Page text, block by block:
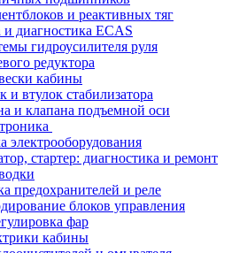
и реактивных тяг
диагностика ECAS
гидроусилителя руля
редуктора
кабины
и втулок стабилизатора
и клапана подъемной оси
электрооборудования
стартер: диагностика и ремонт
предохранителей и реле
блоков управления
фар
кабины